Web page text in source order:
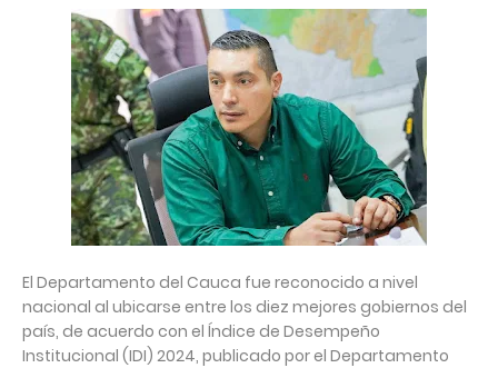
El Departamento del Cauca fue reconocido a nivel
nacional al ubicarse entre los diez mejores gobiernos del
país, de acuerdo con el Índice de Desempeño
Institucional (IDI) 2024, publicado por el Departamento